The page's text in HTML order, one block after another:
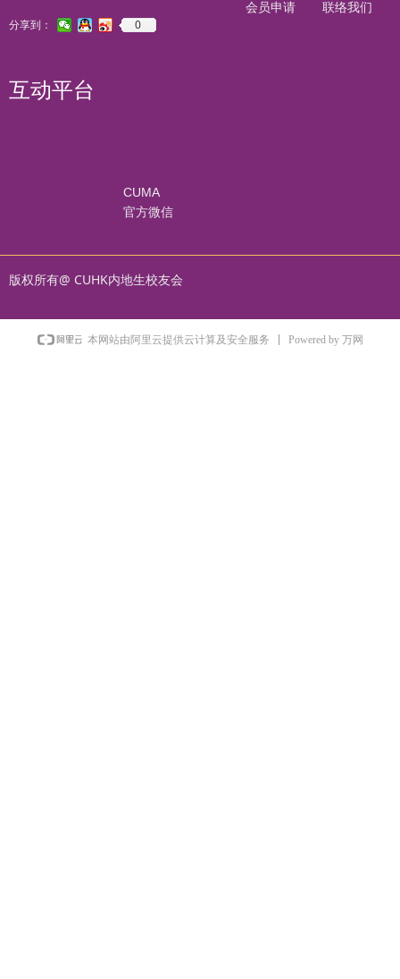
分享到： 0
会员申请
联络我们
互动平台
CUMA
官方微信
版权所有@ CUHK内地生校友会
本网站由阿里云提供云计算及安全服务 Powered by 万网